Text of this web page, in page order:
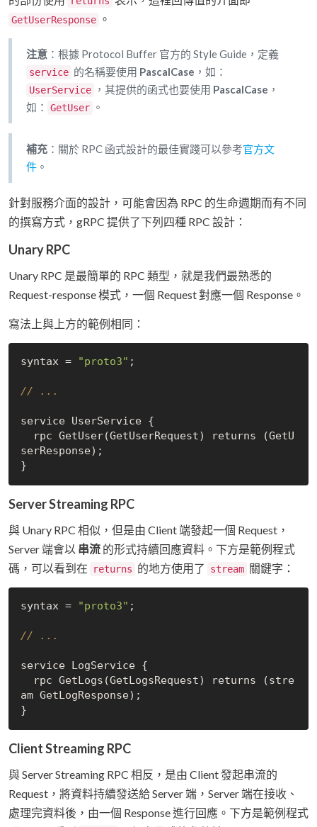
GetUserResponse 。
注意 ：根據 Protocol Buffer 官方的 Style Guide，定義
service 的名稱要使用 PascalCase ，如：
UserService ，其提供的函式也要使用 PascalCase ，
如：
GetUser 。
補充 ：關於 RPC 函式設計的最佳實踐可以參考官方文
件 。
針對服務介面的設計，可能會因為 RPC 的生命週期而有不同
的撰寫方式，gRPC 提供了下列四種 RPC 設計：
Unary RPC
Unary RPC 是最簡單的 RPC 類型，就是我們最熟悉的
Request-response 模式，一個 Request 對應一個 Response。
寫法上與上方的範例相同：
syntax = "proto3" ;
// ...
service UserService {
serResponse);
Server Streaming RPC
與 Unary RPC 相似，但是由 Client 端發起一個 Request，
Server 端會以 串流 的形式持續回應資料。下方是範例程式
碼，可以看到在
returns 的地方使用了 stream 關鍵字：
syntax = "proto3" ;
// ...
service LogService {
am GetLogResponse);
Client Streaming RPC
與 Server Streaming RPC 相反，是由 Client 發起串流的
Request，將資料持續發送給 Server 端，Server 端在接收、
處理完資料後，由一個 Response 進行回應。下方是範例程式